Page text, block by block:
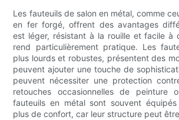
Les fauteuils de salon en métal, comme
en fer forgé, offrent des avantages
est léger, résistant à la rouille et facile à
rend particulièrement pratique. Les
plus lourds et robustes, présentent des
peuvent ajouter une touche de
peuvent nécessiter une protection
retouches occasionnelles de peinture
fauteuils en métal sont souvent
plus de confort, car leur structure peut